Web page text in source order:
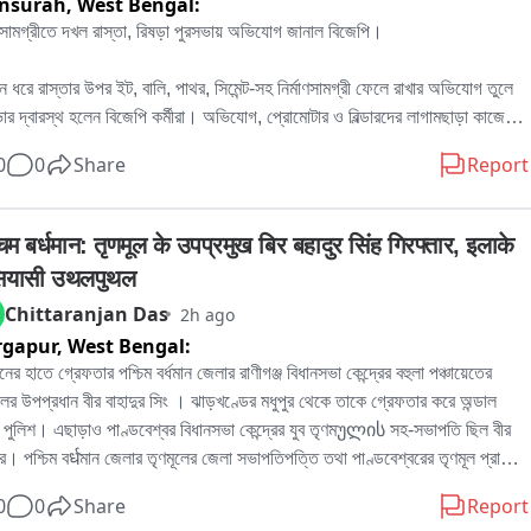
দখল রাস্তা, রিষড়া পুরসভায় অভিযোগ জানাল বিজেপি।
ধরে রাস্তার উপর ইট, বালি, পাথর, সিমেন্ট-সহ নির্মাণসামগ্রী ফেলে রাখার অভিযোগ তুলে
দ্বারস্থ হলেন বিজেপি কর্মীরা। অভিযোগ, প্রোমোটার ও বিল্ডারদের লাগামছাড়া কাজের
লিখিত অভিযোগ জমা দেওয়ার পাশাপাশি প্রশাসনের হস্তক্ষেপের দাবি জানিয়েছেন
বিজেপি কর্মী রোহিত দে জানান, এলাকাবাসীর অভিযোগের ভিত্তিতেই তাঁরা পুরসভায়
জমা দিয়েছেন। তাঁর দাবি, নির্মাণসামগ্রী মাসের পর মাস রাস্তার উপর পড়ে থাকায়
কার্যত সরু হয়ে গিয়েছে। বর্ষাকালে বালি ও অন্যান্য সামগ্রী নিকাশি ব্যবস্থা আটকে
ফলে জল জমার সমস্যাও বাড়ছে। রাতের অন্ধকারে ভারী ডাম্পার ও লরিতে মালপত্র
ফলে রাস্তারও ক্ষতি হচ্ছে বলে অভিযোগ করেন তিনি। প্রশাসনের তরফে প্রয়োজনীয়
নেওয়ার দাবি জানিয়ে তিনি বলেন, আইনি পথেই এই সমস্যার সমাধান চান তাঁরা。
আর এক বিজেপি কর্মী অভিজিৎ বিশ্বাসের অভিযোগ, দীর্ঘদিন ধরে এই পরিস্থিতি
কোনও কার্যকর পদক্ষেপ নেওয়া হয়নি। তাঁর দাবি, নির্মাণস্থলে বড় বড় কাঠের বোর্ড ও
ছড়িয়ে থাকায় শিশু-সহ পথচলতি মানুষের আহত হওয়ার আশঙ্কা রয়েছে। নিত্যদিন
চলেছে। বর্তমান প্রশাসনের কাছে দ্রুত ব্যবস্থা নিয়ে রাস্তা দখলমুক্ত ও নিরাপদ করার
0 Share Report
बर्धमान: तृणमूल के उपप्रमुख बिर बहादुर सिंह गिरफ्तार, इलाके
उथलपुथल
Chittaranjan Das 2h ago
West Bengal:
হাতে গ্রেফতার পশ্চিম বর্ধমান জেলার রাণীগঞ্জ বিধানসভা কেন্দ্রের বহুলা পঞ্চায়েতের
উপপ্রধান বীর বাহাদুর সিং । ঝাড়খণ্ডের মধুপুর থেকে তাকে গ্রেফতার করে অন্ডাল
পুলিশ। এছাড়াও পাণ্ডবেশ্বর বিধানসভা কেন্দ্রের যুব তৃণমულის সহ-সভাপতি ছিল বীর
পশ্চিম বर्धমান জেলার তৃণমূলের জেলা সভাপতিপত্তি তথা পাণ্ডবেশ্বরের তৃণমূল প্রার্থী
অভিযোগে গ্রেফতার এই বীর বাহাদুর。
0 Share Report